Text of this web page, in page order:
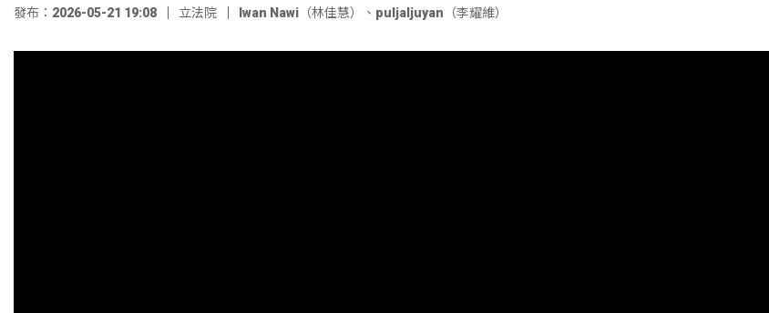
發布：2026-05-21 19:08 立法院 Iwan Nawi（林佳慧） 、 puljaljuyan（李耀維）